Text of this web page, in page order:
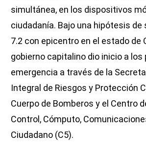
simultánea, en los dispositivos
ciudadanía. Bajo una hipótesis
7.2 con epicentro en el estado de
gobierno capitalino dio inicio a
emergencia a través de la
Integral de Riesgos y Protección
Cuerpo de Bomberos y el Centro
Control, Cómputo,
Ciudadano (C5).